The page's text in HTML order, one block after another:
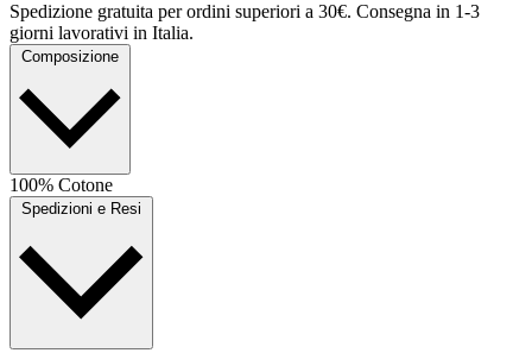
Spedizione gratuita per ordini superiori a 30€. Consegna in 1-3
giorni lavorativi in Italia.
Composizione
100% Cotone
Spedizioni e Resi